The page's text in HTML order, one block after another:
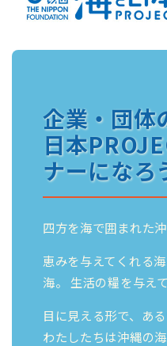
企業・団体
日本
ナーになろ
四方を海で囲まれた沖
恵みを与えてくれる
海。 生活の糧を与え
目に見える形で、あ
わたしたちは沖縄の